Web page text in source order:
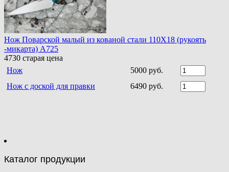
Нож Поварской малый из кованой стали 110Х18 (рукоять
-микарта) A725
4730 старая цена
Нож
5000 руб.
Нож с доской для правки
6490 руб.
Каталог продукции